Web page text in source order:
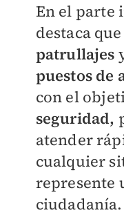
En el parte
destaca
patrullajes
puestos de
con el
seguridad,
atender
cualquier
represente
ciudadanía.